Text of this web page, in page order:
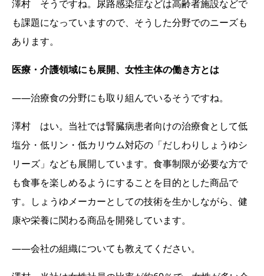
澤村 そうですね。尿路感染症などは高齢者施設などで
も課題になっていますので、そうした分野でのニーズも
あります。
医療・介護領域にも展開、女性主体の働き方とは
――治療食の分野にも取り組んでいるそうですね。
澤村 はい。当社では腎臓病患者向けの治療食として低
塩分・低リン・低カリウム対応の「だしわりしょうゆシ
リーズ」なども展開しています。食事制限が必要な方で
も食事を楽しめるようにすることを目的とした商品で
す。しょうゆメーカーとしての技術を生かしながら、健
康や栄養に関わる商品を開発しています。
――会社の組織についても教えてください。